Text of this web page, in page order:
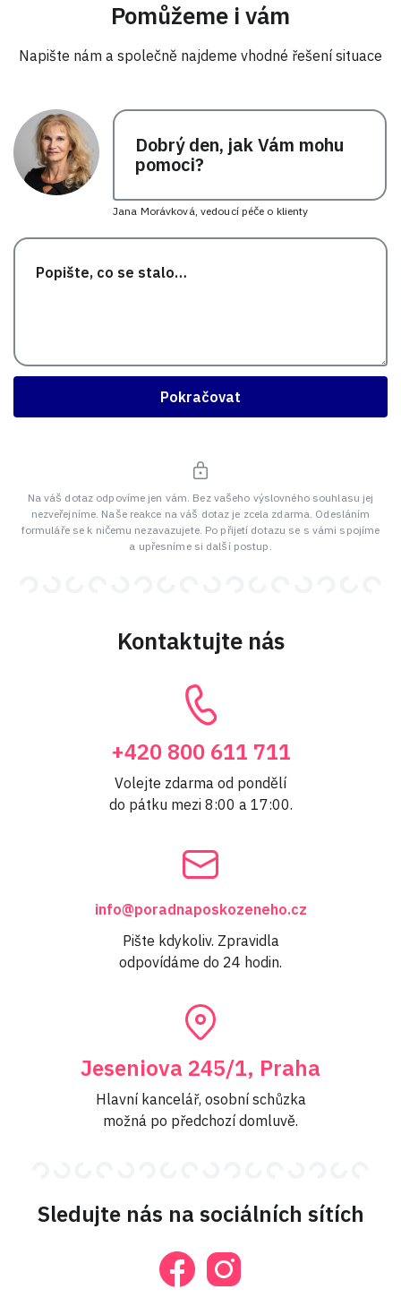
Pomůžeme i vám
Napište nám a společně najdeme vhodné řešení situace
Dobrý den, jak Vám mohu
pomoci?
Jana Morávková, vedoucí péče o klienty
Pokračovat
Na váš dotaz odpovíme jen vám. Bez vašeho výslovného souhlasu jej
nezveřejníme. Naše reakce na váš dotaz je zcela zdarma. Odesláním
formuláře se k ničemu nezavazujete. Po přijetí dotazu se s vámi spojíme
a upřesníme si další postup.
Kontaktujte nás
+420 800 611 711
Volejte zdarma od pondělí
do pátku mezi 8:00 a 17:00.
info@poradnaposkozeneho.cz
Pište kdykoliv. Zpravidla
odpovídáme do 24 hodin.
Jeseniova 245/1, Praha
Hlavní kancelář, osobní schůzka
možná po předchozí domluvě.
Sledujte nás na sociálních sítích